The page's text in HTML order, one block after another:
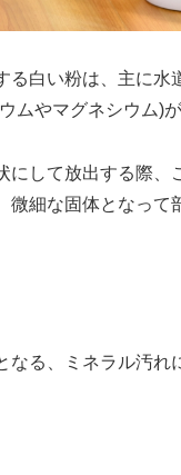
る白い粉は、主に水
ムやマグネシウム)が
にして放出する際、
微細な固体となって
なる、ミネラル汚れ